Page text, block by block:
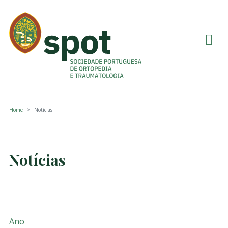
Home Notícias
Notícias
Ano